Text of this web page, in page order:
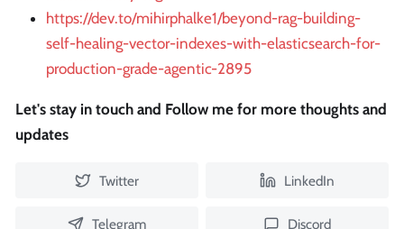
https://dev.to/mihirphalke1/beyond-rag-building-
self-healing-vector-indexes-with-elasticsearch-for-
production-grade-agentic-2895
Let's stay in touch and Follow me for more thoughts and
updates
Twitter LinkedIn
Telegram Discord